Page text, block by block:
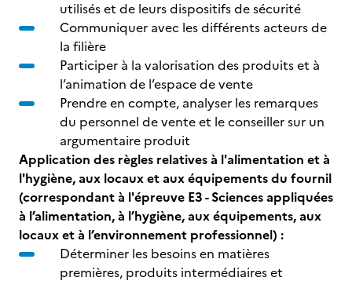
utilisés et de leurs dispositifs de sécurité
Communiquer avec les différents acteurs de
la filière
Participer à la valorisation des produits et à
l’animation de l’espace de vente
Prendre en compte, analyser les remarques
du personnel de vente et le conseiller sur un
argumentaire produit
Application des règles relatives à l'alimentation et à
l'hygiène, aux locaux et aux équipements du fournil
(correspondant à l'épreuve E3 - Sciences appliquées
à l’alimentation, à l’hygiène, aux équipements, aux
locaux et à l’environnement professionnel) :
Déterminer les besoins en matières
premières, produits intermédiaires et